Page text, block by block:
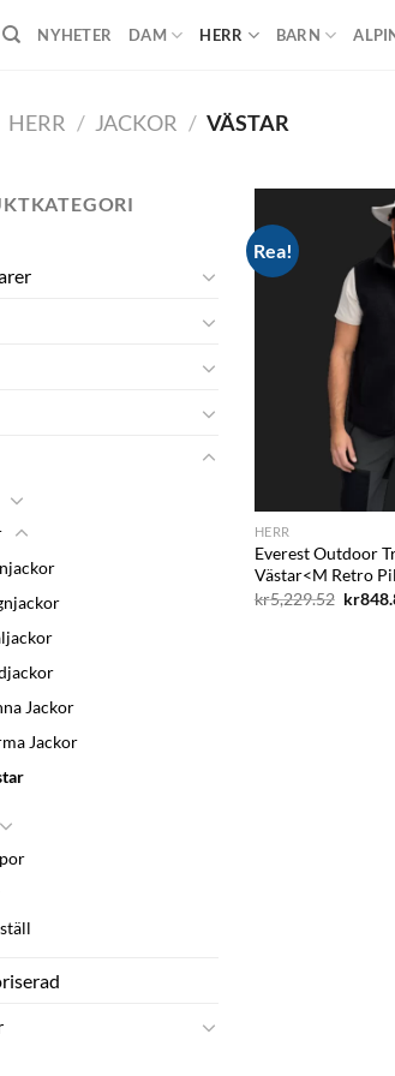
NYHETER DAM HERR BARN
HERR / JACKOR / VÄSTAR
Jackor
Jackor
Rea!
HERR
Everest Outdoor
Västar<M Retro
kr5,229.52 Det
kr